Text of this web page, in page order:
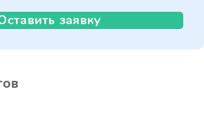
заявку